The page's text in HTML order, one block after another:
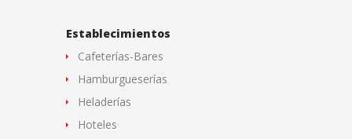
Establecimientos
Cafeterías-Bares
Hamburgueserías
Heladerías
Hoteles